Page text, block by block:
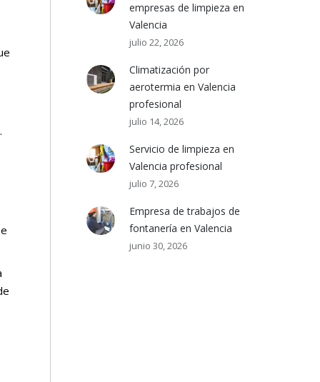
empresas de limpieza en
Valencia
julio 22, 2026
Climatización por
aerotermia en Valencia
profesional
julio 14, 2026
Servicio de limpieza en
Valencia profesional
julio 7, 2026
Empresa de trabajos de
fontanería en Valencia
junio 30, 2026